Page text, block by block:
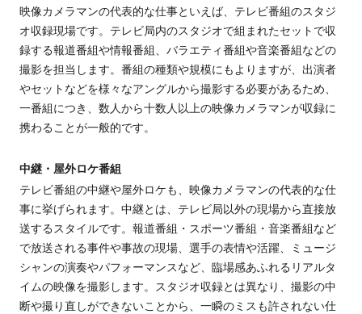
映像カメラマンの代表的な仕事といえば、テレビ番組のスタジ
オ収録現場です。テレビ局内のスタジオで組まれたセットで収
録する報道番組や情報番組、バラエティ番組や音楽番組などの
撮影を担当します。番組の種類や規模にもよりますが、出演者
やセットなどを様々なアングルから撮影する必要があるため、
一番組につき、数人から十数人以上の映像カメラマンが収録に
携わることが一般的です。
中継・屋外ロケ番組
テレビ番組の中継や屋外ロケも、映像カメラマンの代表的な仕
事に挙げられます。中継とは、テレビ局以外の現場から直接放
送するスタイルです。報道番組・スポーツ番組・音楽番組など
で放送される事件や事故の現場、選手の表情や活躍、ミュージ
シャンの演奏やパフォーマンスなど、臨場感あふれるリアルタ
イムの映像を撮影します。スタジオ収録と は異なり、撮影の中
断や撮り直しができないことから、一瞬のミスも許されない仕